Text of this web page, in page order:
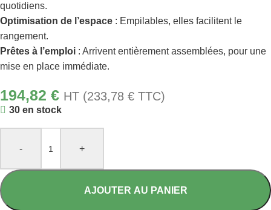
quotidiens.
Optimisation de l’espace : Empilables, elles facilitent le
rangement.
Prêtes à l’emploi : Arrivent entièrement assemblées, pour une
mise en place immédiate.
194,82 € HT (233,78 € TTC)
30 en stock
- +
AJOUTER AU PANIER